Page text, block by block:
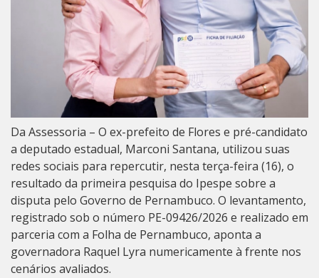
Da Assessoria – O ex-prefeito de Flores e pré-candidato
a deputado estadual, Marconi Santana, utilizou suas
redes sociais para repercutir, nesta terça-feira (16), o
resultado da primeira pesquisa do Ipespe sobre a
disputa pelo Governo de Pernambuco. O levantamento,
registrado sob o número PE-09426/2026 e realizado em
parceria com a Folha de Pernambuco, aponta a
governadora Raquel Lyra numericamente à frente nos
cenários avaliados.